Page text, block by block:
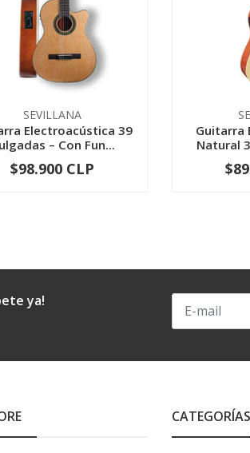
SEVILLANA
Electroacústica 39
– Con Fun...
+
$98.900 CLP
Guitarra
Natural
ya!